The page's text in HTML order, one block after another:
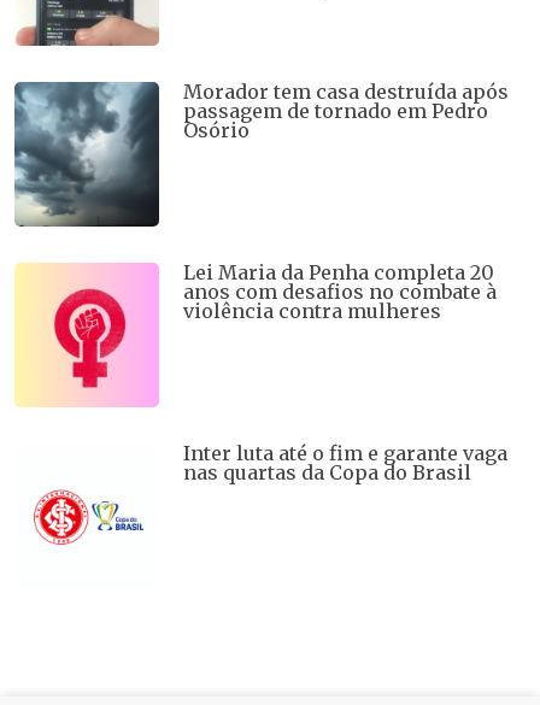
Morador tem casa destruída após
passagem de tornado em Pedro
Osório
Lei Maria da Penha completa 20
anos com desafios no combate à
violência contra mulheres
Inter luta até o fim e garante vaga
nas quartas da Copa do Brasil